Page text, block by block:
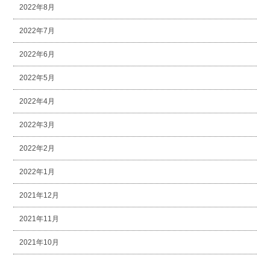
2022年8月
2022年7月
2022年6月
2022年5月
2022年4月
2022年3月
2022年2月
2022年1月
2021年12月
2021年11月
2021年10月